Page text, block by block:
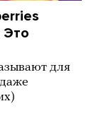
Это
для